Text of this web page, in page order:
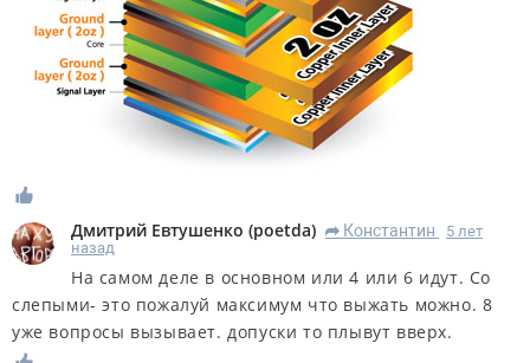
Дмитрий Евтушенко (poetda) R Константин
5 лет
назад
На самом деле в основном или 4 или 6 идут. Со
слепыми- это пожалуй максимум что выжать можно. 8
уже вопросы вызывает. допуски то плывут вверх.